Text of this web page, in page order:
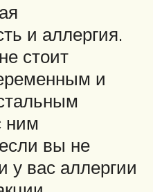
и аллергия.
стоит
и
ним
вы не
у вас аллергии